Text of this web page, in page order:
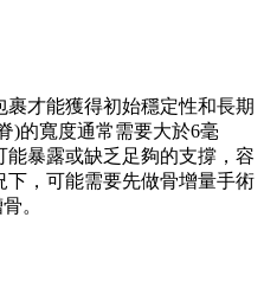
才能獲得初始穩定性和長期
)的寬度通常需要大於6毫
暴露或缺乏足夠的支撐，容
，可能需要先做骨增量手術
。